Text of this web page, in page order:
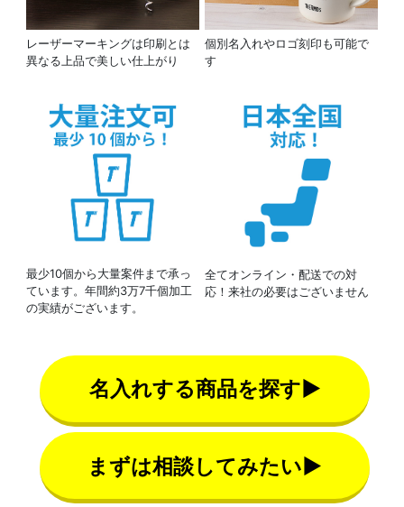
レーザーマーキングは印刷とは
異なる上品で美しい仕上がり
個別名入れやロゴ刻印も可能で
す
最少10個から大量案件まで承っ
ています。年間約3万7千個加工
の実績がございます。
全てオンライン・配送での対
応！来社の必要はございません
名入れする商品を探す▶
まずは相談してみたい▶